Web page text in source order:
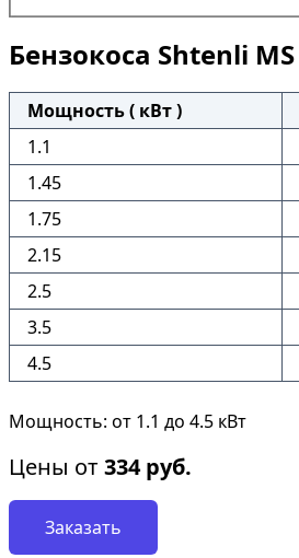
Бензокоса Shtenli MS
Мощность ( кВт )
1.1
1.45
1.75
2.15
2.5
3.5
4.5
Мощность: от 1.1 до 4.5 кВт
Цены от334 руб.
Заказать